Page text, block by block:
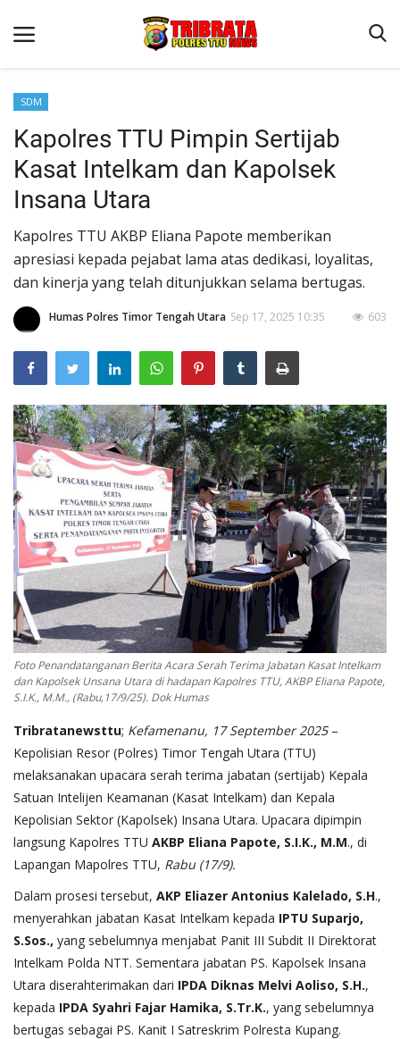
Beranda
Terms & Conditions
Reskrim
Binkam
Lantas
OPINI
SDM
Kapolres TTU Pimpin Sertijab
Kasat Intelkam dan Kapolsek
Insana Utara
Kapolres TTU AKBP Eliana Papote memberikan
apresiasi kepada pejabat lama atas dedikasi, loyalitas,
dan kinerja yang telah ditunjukkan selama bertugas.
Humas Polres Timor Tengah Utara Sep 17, 2025 10:35 603
Foto Penandatanganan Berita Acara Serah Terima Jabatan Kasat Intelkam
dan Kapolsek Unsana Utara di hadapan Kapolres TTU, AKBP Eliana Papote,
S.I.K., M.M., (Rabu,17/9/25). Dok Humas
Tribratanewsttu; Kefamenanu, 17 September 2025–
Kepolisian Resor (Polres) Timor Tengah Utara (TTU)
melaksanakan upacara serah terima jabatan (sertijab) Kepala
Satuan Intelijen Keamanan (Kasat Intelkam) dan Kepala
Kepolisian Sektor (Kapolsek) Insana Utara. Upacara dipimpin
langsung Kapolres TTU AKBP Eliana Papote, S.I.K., M.M., di
Lapangan Mapolres TTU, Rabu (17/9).
Dalam prosesi tersebut, AKP Eliazer Antonius Kalelado, S.H.,
menyerahkan jabatan Kasat Intelkam kepada IPTU Suparjo,
S.Sos., yang sebelumnya menjabat Panit III Subdit II Direktorat
Intelkam Polda NTT. Sementara jabatan PS. Kapolsek Insana
Utara diserahterimakan dari IPDA Diknas Melvi Aoliso, S.H.,
kepada IPDA Syahri Fajar Hamika, S.Tr.K., yang sebelumnya
bertugas sebagai PS. Kanit I Satreskrim Polresta Kupang.